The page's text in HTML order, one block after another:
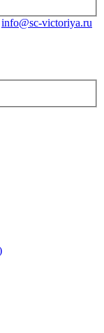
info@sc-victoriya.ru